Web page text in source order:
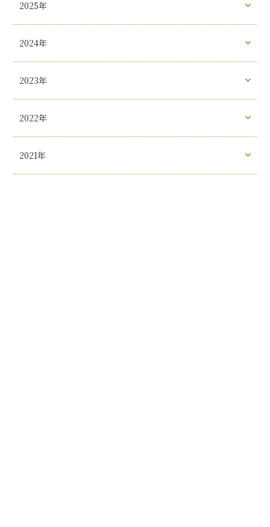
2025年
2024年
2023年
2022年
2021年